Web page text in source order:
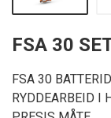
FSA 30
FSA 30
RYDDEARBEID I